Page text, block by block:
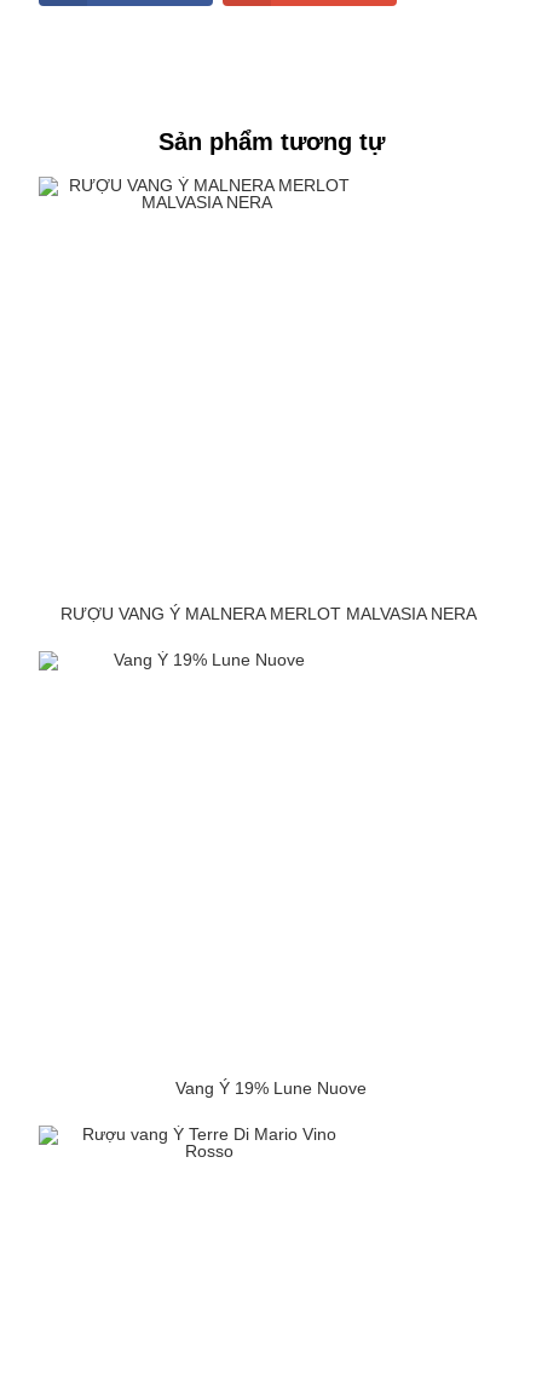
Sản phẩm tương tự
RƯỢU VANG Ý MALNERA MERLOT MALVASIA NERA
Vang Ý 19% Lune Nuove